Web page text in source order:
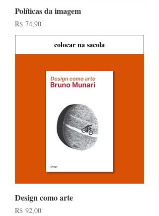
Políticas da imagem
Preço
R$ 74,90
colocar na sacola
Design como arte
Preço
R$ 92,00